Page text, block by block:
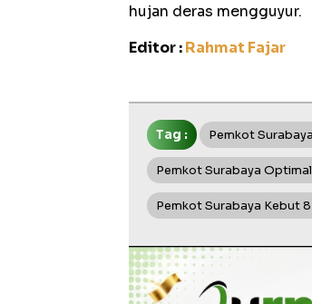
hujan deras mengguyur.
Editor :Rahmat Fajar
Tag : Pemkot Surabaya
Pemkot Surabaya
Pemkot Surabaya Kebut